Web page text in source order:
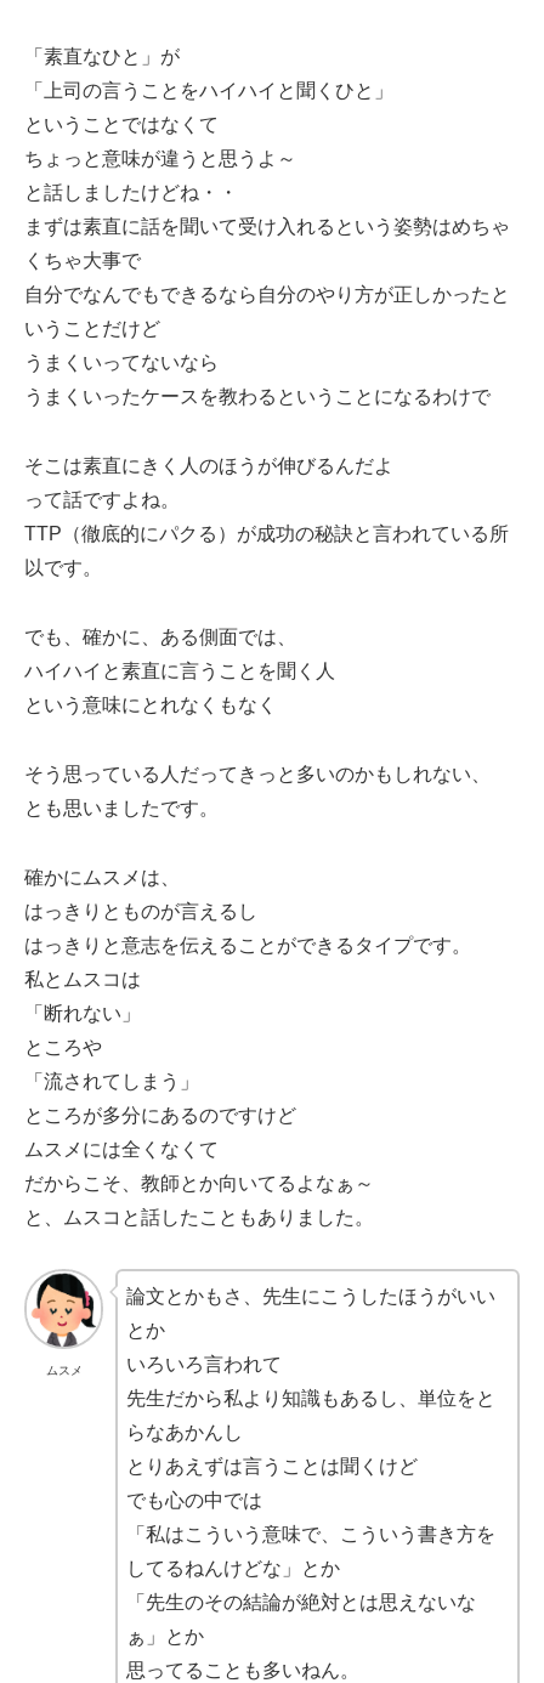
「素直なひと」が
「上司の言うことをハイハイと聞くひと」
ということではなくて
ちょっと意味が違うと思うよ～
と話しましたけどね・・
まずは素直に話を聞いて受け入れるという姿勢はめちゃ
くちゃ大事で
自分でなんでもできるなら自分のやり方が正しかったと
いうことだけど
うまくいってないなら
うまくいったケースを教わるということになるわけで
そこは素直にきく人のほうが伸びるんだよ
って話ですよね。
TTP（徹底的にパクる）が成功の秘訣と言われている所
以です。
でも、確かに、ある側面では、
ハイハイと素直に言うことを聞く人
という意味にとれなくもなく
そう思っている人だってきっと多いのかもしれない、
とも思いましたです。
確かにムスメは、
はっきりとものが言えるし
はっきりと意志を伝えることができるタイプです。
私とムスコは
「断れない」
ところや
「流されてしまう」
ところが多分にあるのですけど
ムスメには全くなくて
だからこそ、教師とか向いてるよなぁ～
と、ムスコと話したこともありました。
ムスメ
論文とかもさ、先生にこうしたほうがいい
とか
いろいろ言われて
先生だから私より知識もあるし、単位をと
らなあかんし
とりあえずは言うことは聞くけど
でも心の中では
「私はこういう意味で、こういう書き方を
してるねんけどな」とか
「先生のその結論が絶対とは思えないな
ぁ」とか
思ってることも多いねん。